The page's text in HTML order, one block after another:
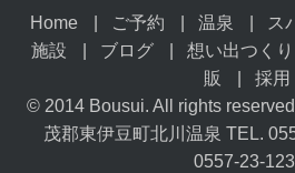
Home ご予約 温泉 ス
施設
ブログ 想い出つくり
販
採用
© 2014 Bousui. All rights
茂郡東伊豆町北川温泉 TEL.
0557-23-